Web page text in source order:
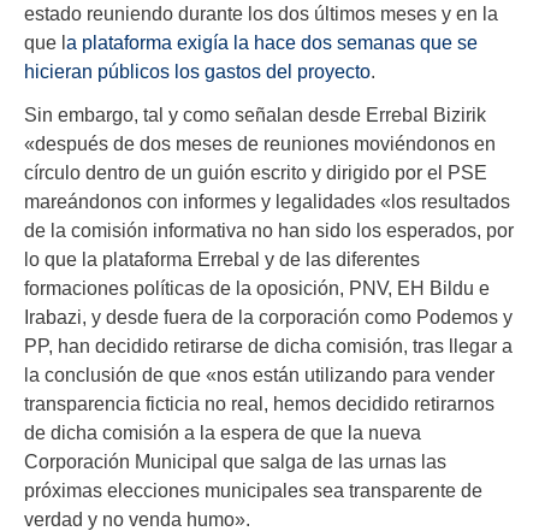
estado reuniendo durante los dos últimos meses y en la
que la plataforma exigía la hace dos semanas que se
hicieran públicos los gastos del proyecto
Sin embargo, tal y como señalan desde Errebal Bizirik
«después de dos meses de reuniones moviéndonos en
círculo dentro de un guión escrito y dirigido por el PSE
mareándonos con informes y legalidades «los resultados
de la comisión informativa no han sido los esperados, por
lo que la plataforma Errebal y de las diferentes
formaciones políticas de la oposición, PNV, EH Bildu e
Irabazi, y desde fuera de la corporación como Podemos y
PP, han decidido retirarse de dicha comisión, tras llegar a
la conclusión de que «nos están utilizando para vender
transparencia ficticia no real, hemos decidido retirarnos
de dicha comisión a la espera de que la nueva
Corporación Municipal que salga de las urnas las
próximas elecciones municipales sea transparente de
verdad y no venda humo».